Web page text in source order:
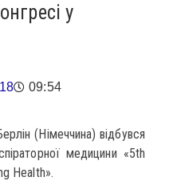
у
09:54
(Німеччина) відбувся
медицини «5th
Health».